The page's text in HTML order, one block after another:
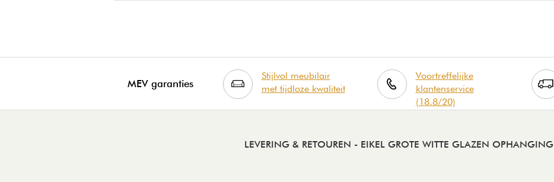
MEV garanties
Stijlvol meubilair
met tijdloze kwaliteit
Voortreffelijke
klantenservice
(18.8/20)
LEVERING & RETOUREN - EIKEL GROTE WITTE GLAZEN OPHANGING